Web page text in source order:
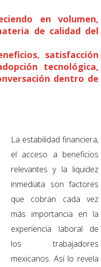
en volumen,
de calidad del
satisfacción
tecnológica,
dentro de
La estabilidad financiera,
el acceso a beneficios
relevantes y la liquidez
inmediata son factores
que cobran cada vez
más importancia en la
experiencia laboral de
los trabajadores
mexicanos. Así lo revela